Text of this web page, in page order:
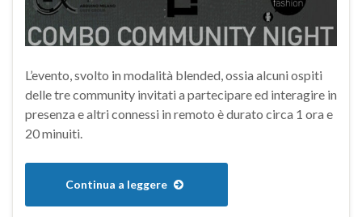
L’evento, svolto in modalità blended, ossia alcuni ospiti
delle tre community invitati a partecipare ed interagire in
presenza e altri connessi in remoto è durato circa 1 ora e
20 minuiti.
Continua a leggere